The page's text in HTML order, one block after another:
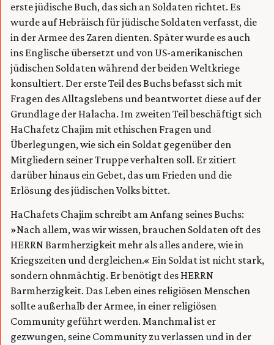
erste jüdische Buch, das sich an Soldaten richtet. Es
wurde auf Hebräisch für jüdische Soldaten verfasst, die
in der Armee des Zaren dienten. Später wurde es auch
ins Englische übersetzt und von US-amerikanischen
jüdischen Soldaten während der beiden Weltkriege
konsultiert. Der erste Teil des Buchs befasst sich mit
Fragen des Alltagslebens und beantwortet diese auf der
Grundlage der Halacha. Im zweiten Teil beschäftigt sich
HaChafetz Chajim mit ethischen Fragen und
Überlegungen, wie sich ein Soldat gegenüber den
Mitgliedern seiner Truppe verhalten soll. Er zitiert
darüber hinaus ein Gebet, das um Frieden und die
Erlösung des jüdischen Volks bittet.
HaChafets Chajim schreibt am Anfang seines Buchs:
»Nach allem, was wir wissen, brauchen Soldaten oft des
HERRN Barmherzigkeit mehr als alles andere, wie in
Kriegszeiten und dergleichen.« Ein Soldat ist nicht stark,
sondern ohnmächtig. Er benötigt des HERRN
Barmherzigkeit. Das Leben eines religiösen Menschen
sollte außerhalb der Armee, in einer religiösen
Community geführt werden. Manchmal ist er
gezwungen, seine Community zu verlassen und in der